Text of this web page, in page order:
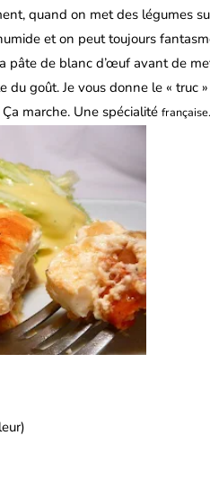
quand on met des légumes
et on peut toujours
pâte de blanc d’œuf avant de
du goût.Je vous donne le « truc »
Ça marche. Une spécialitéfrançaise.